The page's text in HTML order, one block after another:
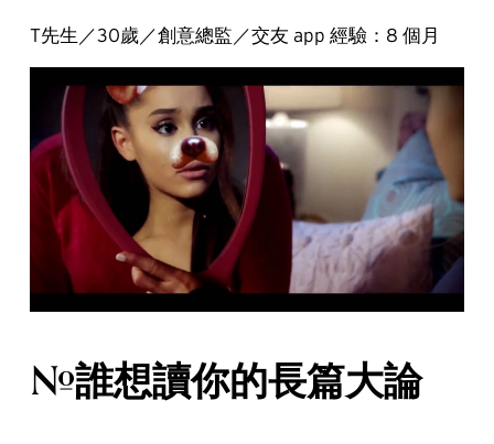
T先生／30歲／創意總監／交友 app 經驗：8 個月
#誰想讀你的長篇大論